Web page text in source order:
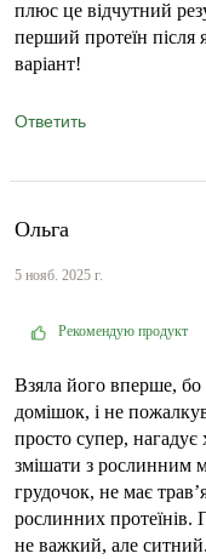
плюс це відчутний
перший протеїн після
варіант!
Ответить
Ольга
5 нояб. 2025 г.
Рекомендую продукт
Взяла його вперше,
домішок, і не
просто супер,
змішати з рослинним
грудочок, не має
рослинних протеїнів.
не важкий, але